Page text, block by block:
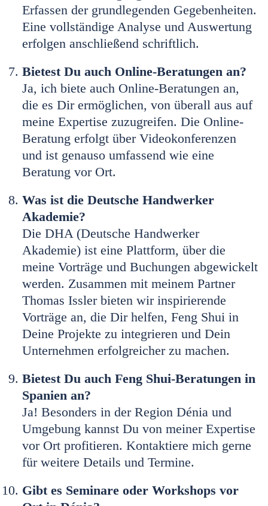
Erfassen der grundlegenden Gegebenheiten.
Eine vollständige Analyse und Auswertung
erfolgen anschließend schriftlich.
Bietest Du auch Online-Beratungen an?
Ja, ich biete auch Online-Beratungen an,
die es Dir ermöglichen, von überall aus auf
meine Expertise zuzugreifen. Die Online-
Beratung erfolgt über Videokonferenzen
und ist genauso umfassend wie eine
Beratung vor Ort.
Was ist die Deutsche Handwerker
Akademie?
Die DHA (Deutsche Handwerker
Akademie) ist eine Plattform, über die
meine Vorträge und Buchungen abgewickelt
werden. Zusammen mit meinem Partner
Thomas Issler bieten wir inspirierende
Vorträge an, die Dir helfen, Feng Shui in
Deine Projekte zu integrieren und Dein
Unternehmen erfolgreicher zu machen.
Bietest Du auch Feng Shui-Beratungen in
Spanien an?
Ja! Besonders in der Region Dénia und
Umgebung kannst Du von meiner Expertise
vor Ort profitieren. Kontaktiere mich gerne
für weitere Details und Termine.
Gibt es Seminare oder Workshops vor